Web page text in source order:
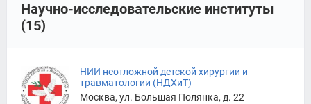
Научно-исследовательские институты
(15)
НИИ неотложной детской хирургии и
травматологии (НДХиТ)
Москва, ул. Большая Полянка, д. 22